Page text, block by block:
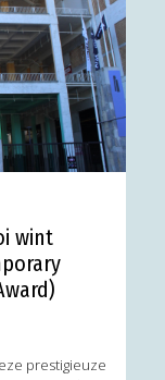
wint
prestigieuze